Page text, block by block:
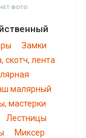
Замки
скотч, лента
малярный
мастерки
Лестницы
Миксер